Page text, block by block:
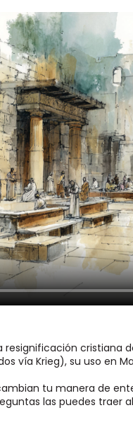
cristiana
vía Krieg), su uso en
tu manera de
las puedes traer